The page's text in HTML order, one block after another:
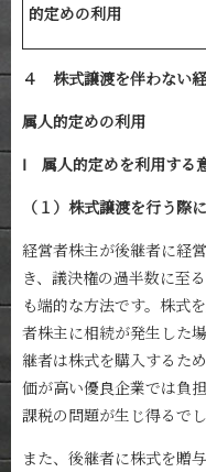
的定めの利用
４ 株式譲渡を伴わない
属人的定めの利用
Ⅰ 属人的定めを利用する
（１）株式譲渡を行う際
経営者株主が後継者に経
き、議決権の過半数に至
も端的な方法です。株式
者株主に相続が発生した
継者は株式を購入するた
価が高い優良企業では負
課税の問題が生じ得るでし
また、後継者に株式を贈